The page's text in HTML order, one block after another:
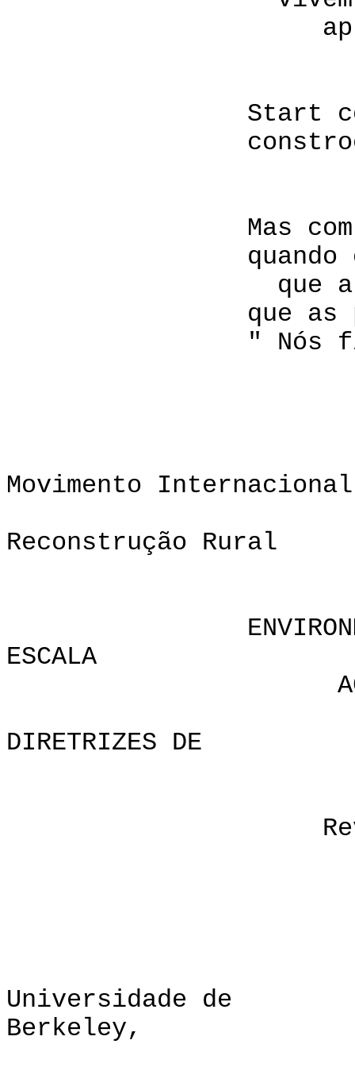
aprendem
Start com o
constroem em
Mas com os
quando o
que a
que as
" Nós fizemos
Movimento Internacional
Reconstrução Rural
ESCALA
DIRETRIZES
Revised que
Universidade
Berkeley,